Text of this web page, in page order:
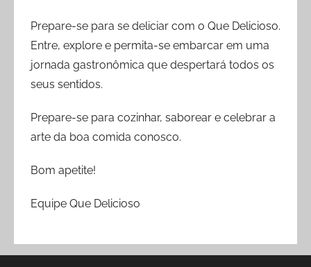
Prepare-se para se deliciar com o Que Delicioso.
Entre, explore e permita-se embarcar em uma
jornada gastronômica que despertará todos os
seus sentidos.
Prepare-se para cozinhar, saborear e celebrar a
arte da boa comida conosco.
Bom apetite!
Equipe Que Delicioso